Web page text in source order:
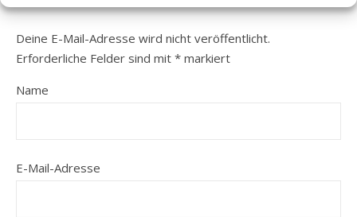
Deine E-Mail-Adresse wird nicht veröffentlicht.
Erforderliche Felder sind mit * markiert
Name
E-Mail-Adresse